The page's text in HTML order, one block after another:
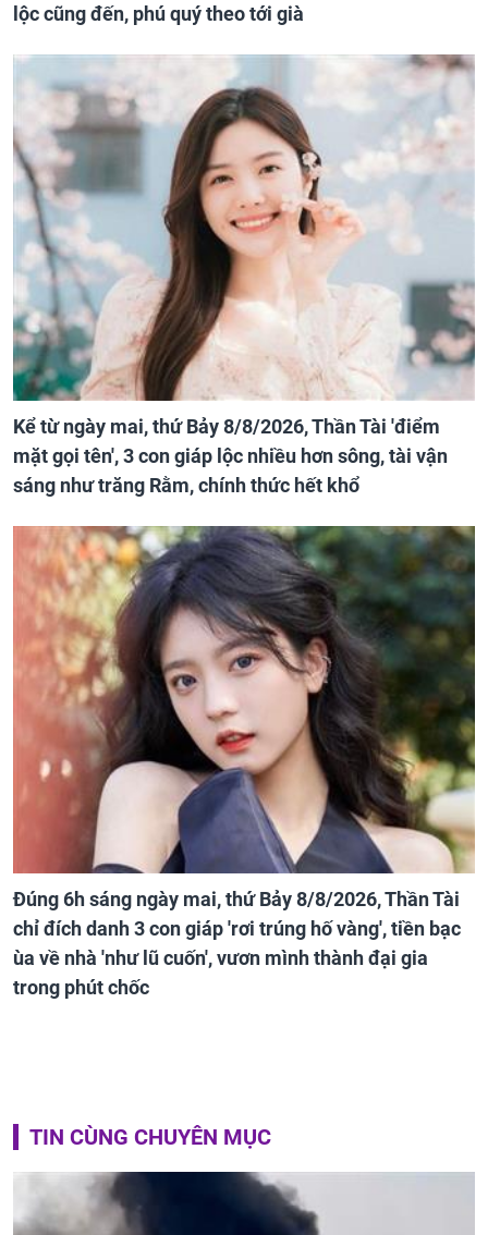
lộc cũng đến, phú quý theo tới già
Kể từ ngày mai, thứ Bảy 8/8/2026, Thần Tài 'điểm
mặt gọi tên', 3 con giáp lộc nhiều hơn sông, tài vận
sáng như trăng Rằm, chính thức hết khổ
Đúng 6h sáng ngày mai, thứ Bảy 8/8/2026, Thần Tài
chỉ đích danh 3 con giáp 'rơi trúng hố vàng', tiền bạc
ùa về nhà 'như lũ cuốn', vươn mình thành đại gia
trong phút chốc
TIN CÙNG CHUYÊN MỤC